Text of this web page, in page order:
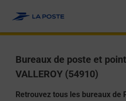
Bureaux de poste et
VALLEROY (54910)
Retrouvez tous les bureaux de